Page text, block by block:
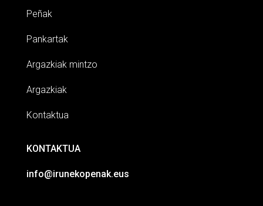
Peñak
Pankartak
Argazkiak mintzo
Argazkiak
Kontaktua
KONTAKTUA
info@irunekopenak.eus